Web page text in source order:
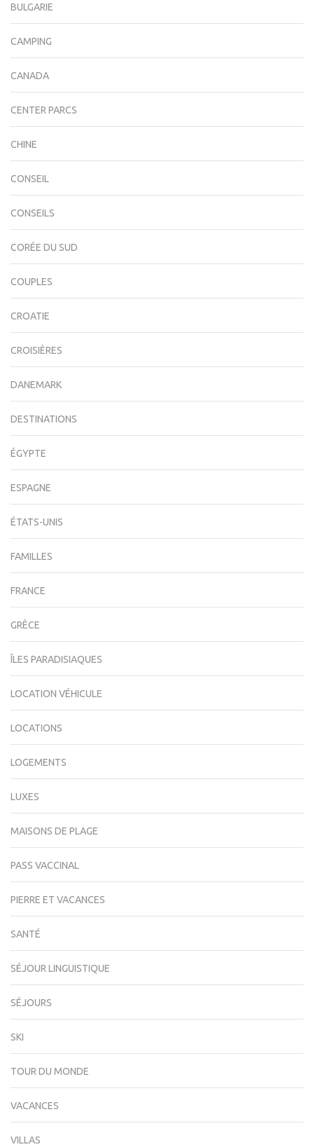
BULGARIE
CAMPING
CANADA
CENTER PARCS
CHINE
CONSEIL
CONSEILS
CORÉE DU SUD
COUPLES
CROATIE
CROISIÈRES
DANEMARK
DESTINATIONS
ÉGYPTE
ESPAGNE
ÉTATS-UNIS
FAMILLES
FRANCE
GRÈCE
ÎLES PARADISIAQUES
LOCATION VÉHICULE
LOCATIONS
LOGEMENTS
LUXES
MAISONS DE PLAGE
PASS VACCINAL
PIERRE ET VACANCES
SANTÉ
SÉJOUR LINGUISTIQUE
SÉJOURS
SKI
TOUR DU MONDE
VACANCES
VILLAS